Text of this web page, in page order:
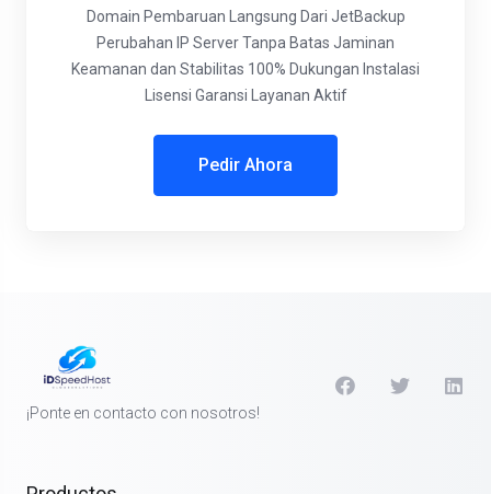
Domain Pembaruan Langsung Dari JetBackup
Perubahan IP Server Tanpa Batas Jaminan
Keamanan dan Stabilitas 100% Dukungan Instalasi
Lisensi Garansi Layanan Aktif
Pedir Ahora
¡Ponte en contacto con nosotros!